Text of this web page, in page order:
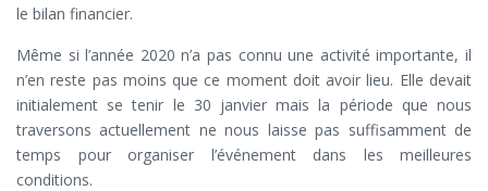
le bilan financier.
Même si l’année 2020 n’a pas connu une activité importante, il
n’en reste pas moins que ce moment doit avoir lieu. Elle devait
initialement se tenir le 30 janvier mais la période que nous
traversons actuellement ne nous laisse pas suffisamment de
temps pour organiser l’événement dans les meilleures
conditions.